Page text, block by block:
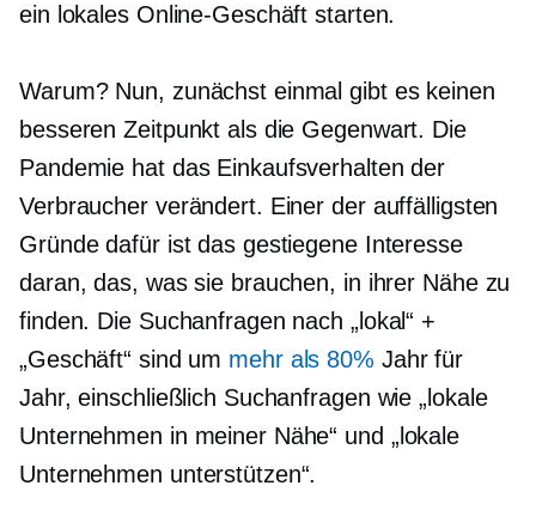
ein lokales Online-Geschäft starten.
Warum? Nun, zunächst einmal gibt es keinen
besseren Zeitpunkt als die Gegenwart. Die
Pandemie hat das Einkaufsverhalten der
Verbraucher verändert. Einer der auffälligsten
Gründe dafür ist das gestiegene Interesse
daran, das, was sie brauchen, in ihrer Nähe zu
finden. Die Suchanfragen nach „lokal“ +
„Geschäft“ sind um mehr als 80% Jahr für
Jahr, einschließlich Suchanfragen wie „lokale
Unternehmen in meiner Nähe“ und „lokale
Unternehmen unterstützen“.